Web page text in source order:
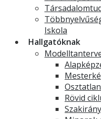
Iskola
Hallgatóknak
Rövid